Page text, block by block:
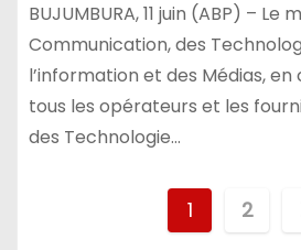
BUJUMBURA, 11 juin (ABP) – Le
Communication, des
l’information et des Médias,
tous les opérateurs et les
des Technologie…
1 2